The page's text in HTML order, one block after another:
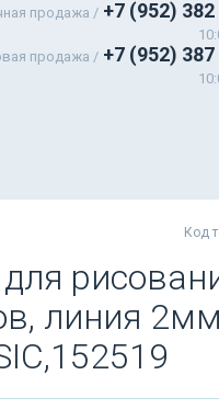
продажа / +7 (952)
продажа / +7 (952) 387
Код
линия